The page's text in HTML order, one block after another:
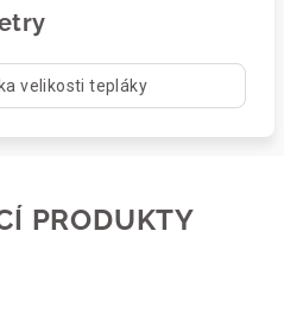
velikosti tepláky
PRODUKTY